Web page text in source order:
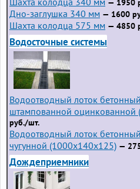
— 1950
Дно-заглушка 340 мм — 1600
Шахта колодца 575 мм — 4850
Водосточные системы
Водоотводный лоток
штампованной оцинкованной
руб./шт.
Водоотводный лоток
чугунной (1000x140x125) —
Дождеприемники